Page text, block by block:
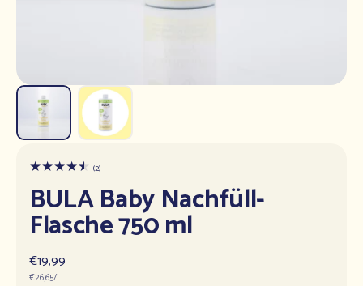
(2)2
insgesamt
BULA Baby Nachfüll-
Flasche 750 ml
Normaler
Preis
€19,99
Grundpreis
€26,65/l